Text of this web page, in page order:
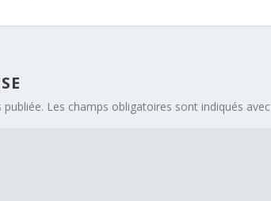
Les champs obligatoires sont indiqués avec